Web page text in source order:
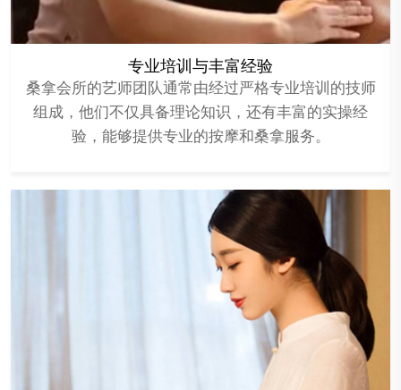
专业培训与丰富经验
桑拿会所的艺师团队通常由经过严格专业培训的技师
组成，他们不仅具备理论知识，还有丰富的实操经
验，能够提供专业的按摩和桑拿服务。